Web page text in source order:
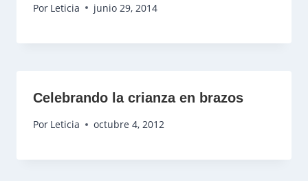
Por Leticia junio 29, 2014
Celebrando la crianza en brazos
Por Leticia octubre 4, 2012